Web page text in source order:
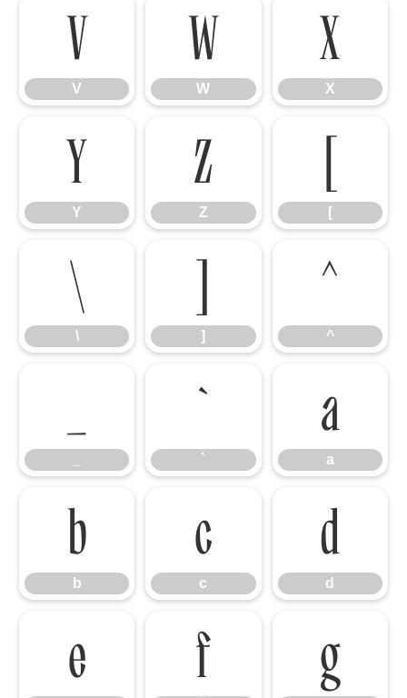
V
V
W
W
X
X
Y
Y
Z
Z
[
[
\
\
]
]
^
^
`
`
a
a
b
b
c
c
d
d
e f g